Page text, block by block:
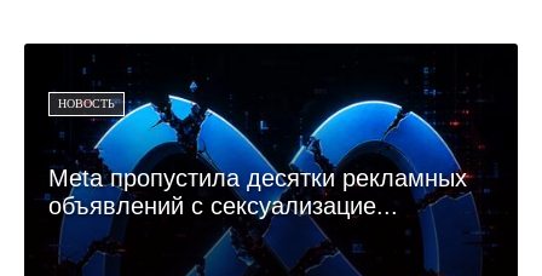
НОВОСТЬ
Meta пропустила десятки рекламных
объявлений с сексуализацие...